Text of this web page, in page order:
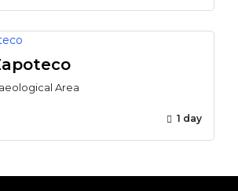
Area
1 day